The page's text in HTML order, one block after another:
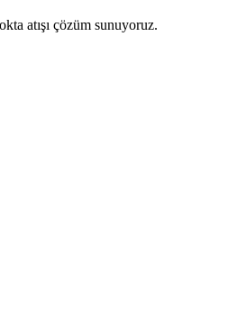
atışı çözüm sunuyoruz.